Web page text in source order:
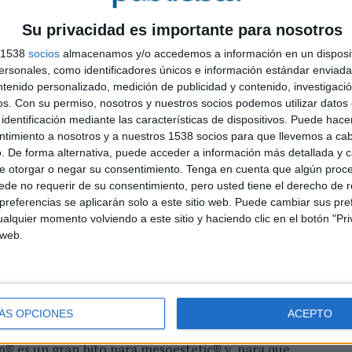
Su privacidad es importante para nosotros
socios almacenamos y/o accedemos a información en un
como identificadores únicos e información estándar
personalizado, medición de publicidad y contenido,
Con su permiso, nosotros y nuestros socios podemos utilizar datos
mediante las características de dispositivos. Puede
a nosotros y a nuestros 1538 socios para que llevemos a
De forma alternativa, puede acceder a información más detallada y
otorgar o negar su consentimiento. Tenga en cuenta que algún
no requerir de su consentimiento, pero usted tiene el derecho de
se aplicarán solo a este sitio web. Puede cambiar sus
momento volviendo a este sitio y haciendo clic en el botón
OPCIONES ACEPTO
todas las manchas y ahora me siento muy cómoda,
que puedan tener estas cositas”, destaca Inés
tratamientos despigmentantes con anterioridad
pero dermamelan® me ha ofrecido un
que “toda mi familia y amigos han sido testigos de
también, y ahora que se ha lanzado la campaña
Unidad Médica de Mesoestetic y quien le realizó
contentos de que haya confiado en nosotros
el resultado ha sido espectacular, tanto a nivel de
la piel. Inés ha sido una excelente paciente: ha
ha sido constante en la aplicación del
del sol. La buena relación médico-paciente y todos
tan increíble como el suyo.”
negocio y comercio internacional de Mesoestetic,